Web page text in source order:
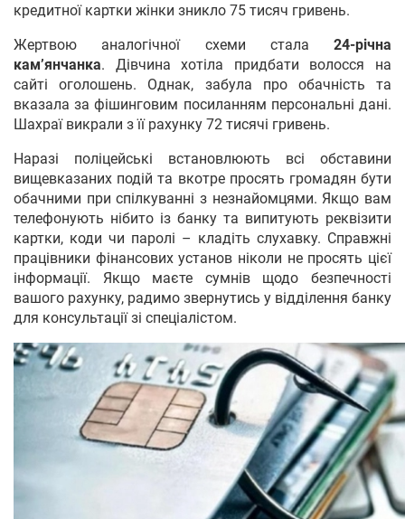
кредитної картки жінки зникло 75 тисяч гривень.
Жертвою аналогічної схеми стала 24-річна
кам’янчанка. Дівчина хотіла придбати волосся на
сайті оголошень. Однак, забула про обачність та
вказала за фішинговим посиланням персональні дані.
Шахраї викрали з її рахунку 72 тисячі гривень.
Наразі поліцейські встановлюють всі обставини
вищевказаних подій та вкотре просять громадян бути
обачними при спілкуванні з незнайомцями. Якщо вам
телефонують нібито із банку та випитують реквізити
картки, коди чи паролі – кладіть слухавку. Справжні
працівники фінансових установ ніколи не просять цієї
інформації. Якщо маєте сумнів щодо безпечності
вашого рахунку, радимо звернутись у відділення банку
для консультації зі спеціалістом.